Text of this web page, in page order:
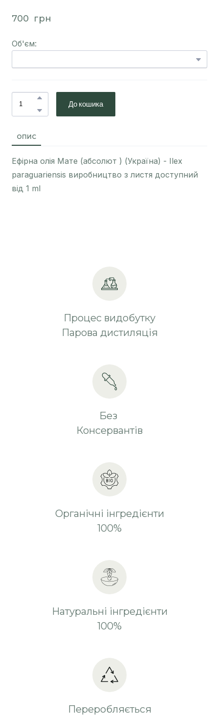
700  грн
Об'єм:
До кошика
ОПИС
Ефірна олія Мате (абсолют ) (Україна) - Ilex
paraguariensis виробництво з листя доступний
від 1 ml
Процес видобутку
Парова дистиляція
Без
Консервантів
Органічні інгредієнти
100%
Натуральні інгредієнти
100%
Переробляється